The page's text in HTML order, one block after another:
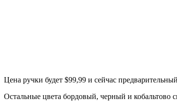
Цена ручки будет $99,99 и сейчас
Остальные цвета бордовый, черный и кобальтово